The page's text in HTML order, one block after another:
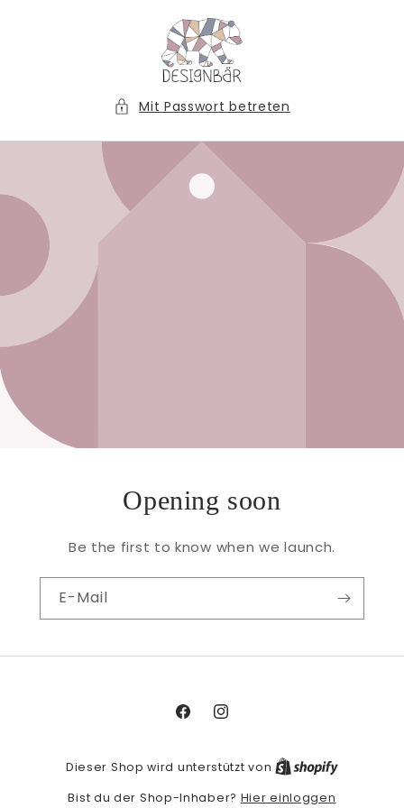
Mit Passwort betreten
Opening soon
Be the first to know when we launch.
E-Mail
FacebookInstagram
Dieser Shop wird unterstützt von
Bist du der Shop-Inhaber? Hier einloggen